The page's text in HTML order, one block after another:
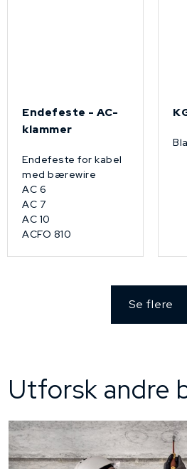
Endefeste - AC-
klammer
Endefeste for kabel
med bærewire
AC 6
AC 7
AC 10
ACFO 810
Se flere
Utforsk andre